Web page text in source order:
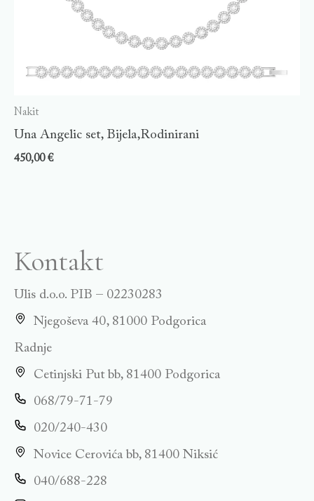
Nakit
Una Angelic set, Bijela,Rodinirani
450,00€
Kontakt
Ulis d.o.o. PIB – 02230283
Njegoševa 40, 81000 Podgorica
Radnje
Cetinjski Put bb, 81400 Podgorica
068/79-71-79
020/240-430
Novice Cerovića bb, 81400 Niksić
040/688-228